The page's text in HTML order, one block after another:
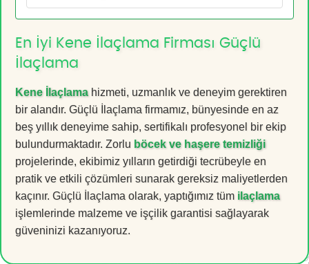
En İyi Kene İlaçlama Firması Güçlü
İlaçlama
Kene İlaçlamahizmeti, uzmanlık ve deneyim gerektiren
bir alandır. Güçlü İlaçlama firmamız, bünyesinde en az
beş yıllık deneyime sahip, sertifikalı profesyonel bir ekip
bulundurmaktadır. Zorlu böcek ve haşere temizliği
projelerinde, ekibimiz yılların getirdiği tecrübeyle en
pratik ve etkili çözümleri sunarak gereksiz maliyetlerden
kaçınır. Güçlü İlaçlama olarak, yaptığımız tüm ilaçlama
işlemlerinde malzeme ve işçilik garantisi sağlayarak
güveninizi kazanıyoruz.